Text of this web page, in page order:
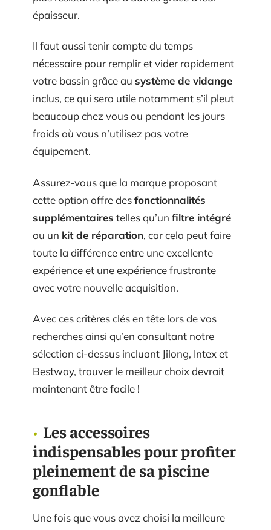
épaisseur.
Il faut aussi tenir compte du temps
nécessaire pour remplir et vider rapidement
votre bassin grâce au système de vidange
inclus, ce qui sera utile notamment s’il pleut
beaucoup chez vous ou pendant les jours
froids où vous n’utilisez pas votre
équipement.
Assurez-vous que la marque proposant
cette option offre desfonctionnalités
supplémentaires telles qu’un filtre intégré
ou un kit de réparation, car cela peut faire
toute la différence entre une excellente
expérience et une expérience frustrante
avec votre nouvelle acquisition.
Avec ces critères clés en tête lors de vos
recherches ainsi qu’en consultant notre
sélection ci-dessus incluant Jilong, Intex et
Bestway, trouver le meilleur choix devrait
maintenant être facile !
Les accessoires
indispensables pour profiter
pleinement de sa piscine
gonflable
Une fois que vous avez choisi la meilleure